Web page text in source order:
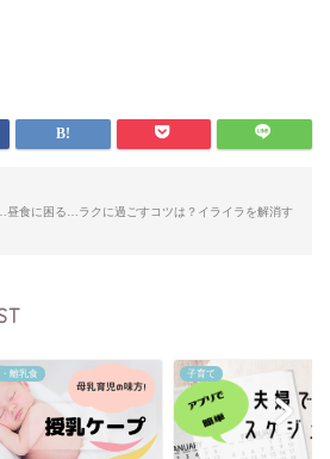
昼食に困る…ラクに過ごすコツは？イライラを解消す
離乳食 子育て